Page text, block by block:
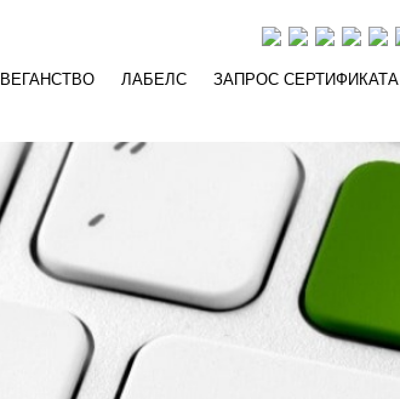
ВЕГАНСТВО ЛАБЕЛС ЗАПРОС СЕРТИФИКАТА